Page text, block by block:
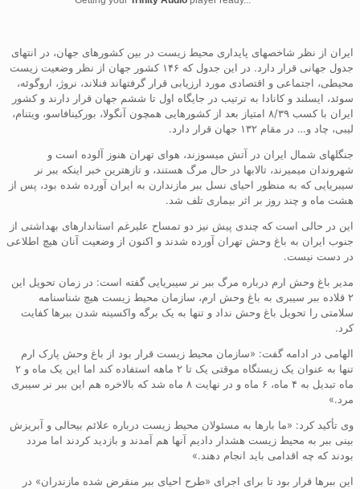
ایران از نظر شاخصهای پایداری محیط زیست در بین کشورهای جهان، در انتهای
جدول جهانی قرار دارد. در این جدول که ۱۴۶ کشور جهان از نظر وضعیت زیست
محیطی، اجتماعی و اقتصادی مورد ارزیابی قرار گرفتهاند فنلاند، نروژ، اروگوئه،
سوئد، ایسلند و کانادا به ترتیب در جایگاه اول تا ششم جهان قرار دارند و کشور
ایران با کسب ۸/۳۹ امتیاز بعد از کشورهایی همچون آنگولا، بورکینافاسو، ویتنام،
لیبی، چاد و… در مقام ۱۳۲ جهان قرار دارد.
جنگلهای شمال ایران در آتش میسوزند، هوای تهران هنوز آلوده است و
شهروندان میمیرند، تالابها در حال مرگ هستند، و تازهترین خبر اینکه ببر نر
سیبریایی که به منظور احیای نسل ببر مازندارن به ایران آورده شده بود، پس از
هشت ماه و چند روز بر اثر بیماری تلف شد.
این در حالی است که چندی پیش نیز دو تمساح علیرغم استاندارهای بهداشتی از
جنوب ایران به باغ وحش تهران آورده شدند و اکنون از وضعیت آنان هیچ اطلاعی
در دست نیست.
مدیر باغ وحش ارم درباره مرگ ببر نر سیبریایی گفته است: در زمان تحویل این
۲ قلاده ببر سیبری به باغ وحش ارم، سازمان محیط زیست هیچ شناسنامه
سلامتی را تحویل باغ وحش نداد و تنها به یک برگه واکسینه شدن ببرها کفایت
کرد.
الهامی در ادامه گفت: «سازمان محیط زیست قرار بود از باغ وحش پارک ارم
تنها به عنوان یک زیستگاه موقتی یک تا ۲ ماهه استفاده کند اما این یک ماه و ۲
ماه تبدیل به ۴ ماه، ۶ ماه و در نهایت ۸ ماه شد که بالاخره هم این ببر نر سیبری
مرد.»
وی تأکید کرد: «ما بارها به مسئولان محیط زیست درباره علائم بیحالی و آبریزش
بینی ببر به محیط زیست هشدار دادیم آنها هم آمدند و بازدید کردند اما مردد
بودند که چه اقدامی باید انجام دهند.»
این ببرها قرار بود تا برای اجرای «طرح احیای ببر منقرض شده مازندران» در